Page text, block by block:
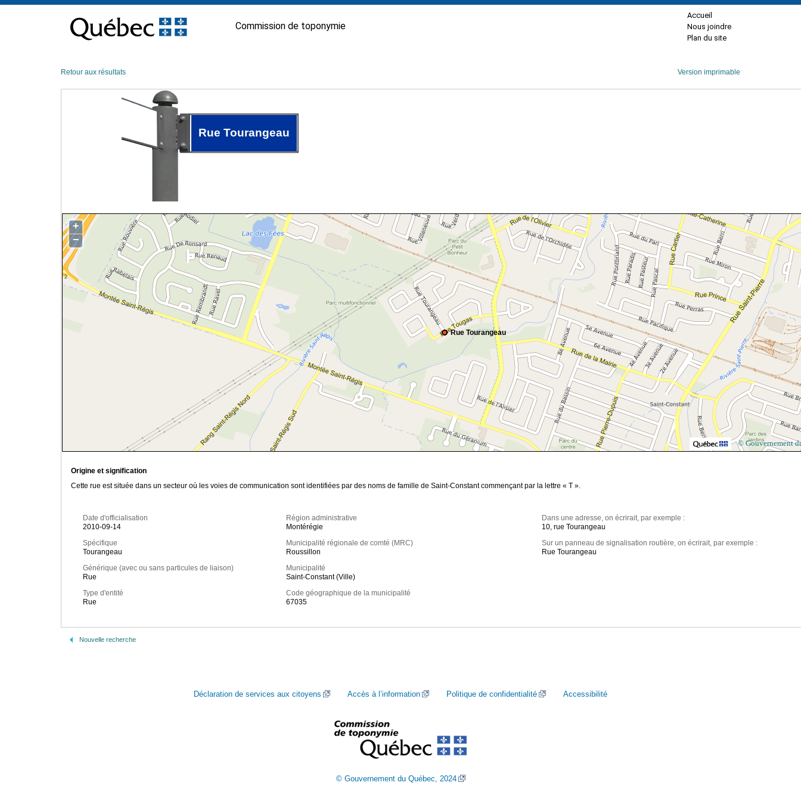
contenu
Commission de toponymie
Accueil
Nous joindre
Plan du site
Retour aux résultats Version imprimable
Rue Tourangeau
Rue Tourangeau
+
−
© Gouvernement
Origine et signification
Cette rue est située dans un secteur où les voies de communication sont identifiées par des noms de famille de Saint-Constant commençant par la lettre « T ».
Date d'officialisation
2010-09-14
Spécifique
Tourangeau
Générique (avec ou sans particules de liaison)
Rue
Type d'entité
Rue
Région administrative
Montérégie
Municipalité régionale de comté (MRC)
Roussillon
Municipalité
Saint-Constant (Ville)
Code géographique de la municipalité
67035
Dans une adresse, on écrirait, par exemple :
10, rue Tourangeau
Sur un panneau de signalisation routière, on écrirait, par exemple :
Rue Tourangeau
Nouvelle recherche
Déclaration de services aux citoyens Accès à l’information Politique de confidentialité Accessibilité
© Gouvernement du Québec, 2024